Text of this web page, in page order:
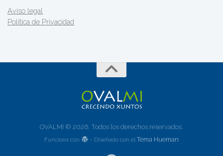
Aviso legal
Política de Privacidad
OVALMI © 2026. Todos los derechos reservados.
Funciona con - Diseñado con elTema Hueman